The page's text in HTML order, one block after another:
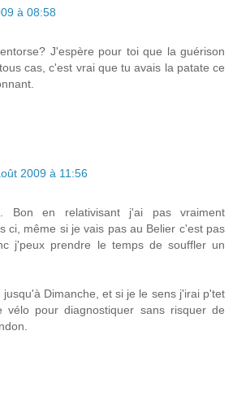
à 08:58
J'espère pour toi que la guérison
cas, c'est vrai que tu avais la patate ce
2009 à 11:56
Bon en relativisant j'ai pas vraiment
ci, même si je vais pas au Belier c'est pas
j'peux prendre le temps de souffler un
jusqu'à Dimanche, et si je le sens j'irai p'tet
pour diagnostiquer sans risquer de